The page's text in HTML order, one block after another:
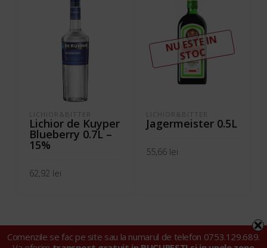
LICHIOR&BITTER
Lichior de Kuyper
Blueberry 0.7L –
15%
62,92 lei
N
U ESTE I
N
ST
OC
LICHIOR&BITTER
Jagermeister 0.5L
55,66 lei
Comenzile se fac pe site sau la numarul de telefon 0753.129.689.